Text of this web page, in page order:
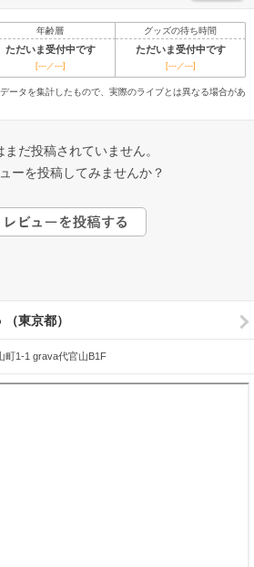
年齢層 グッズの待ち時間
ただいま受付中です ただいま受付中です
[---／---] [---／---]
ータを集計したもので、実際のライブとは異なる場合があ
まだ投稿されていません。
ーを投稿してみませんか？
東京都）
町1-1 grava代官山B1F